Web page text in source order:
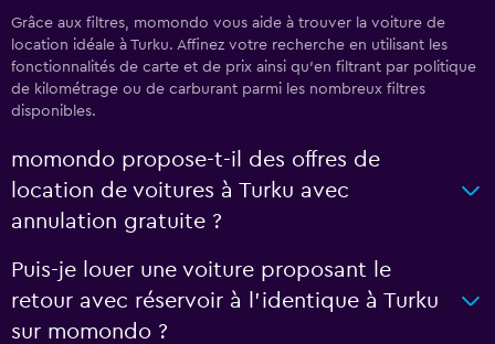
Grâce aux filtres, momondo vous aide à trouver la voiture de
location idéale à Turku. Affinez votre recherche en utilisant les
fonctionnalités de carte et de prix ainsi qu'en filtrant par politique
de kilométrage ou de carburant parmi les nombreux filtres
disponibles.
momondo propose-t-il des offres de
location de voitures à Turku avec
annulation gratuite ?
Puis-je louer une voiture proposant le
retour avec réservoir à l’identique à Turku
sur momondo ?